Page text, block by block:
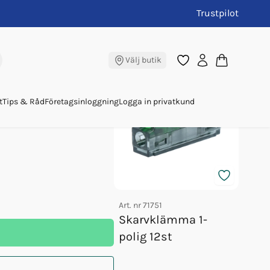
Trustpilot
Välj butik
Tips & RådFöretagsinloggningLogga in privatkund
Art. nr71751
Skarvklämma 1-
polig 12st